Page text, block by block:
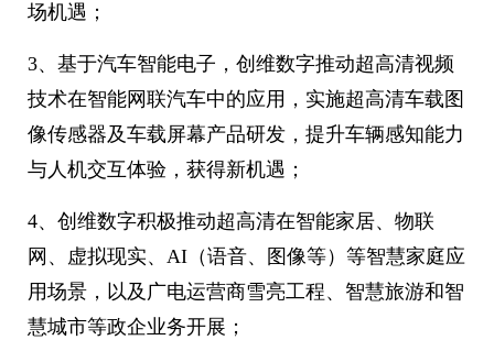
场机遇；
3、基于汽车智能电子，创维数字推动超高清视频
技术在智能网联汽车中的应用，实施超高清车载图
像传感器及车载屏幕产品研发，提升车辆感知能力
与人机交互体验，获得新机遇；
4、创维数字积极推动超高清在智能家居、物联
网、虚拟现实、AI（语音、图像等）等智慧家庭应
用场景，以及广电运营商雪亮工程、智慧旅游和智
慧城市等政企业务开展；